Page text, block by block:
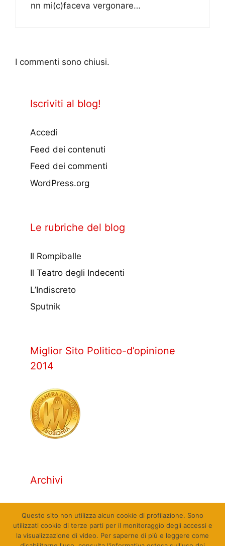
nn mi(c)faceva vergonare…
I commenti sono chiusi.
Iscriviti al blog!
Accedi
Feed dei contenuti
Feed dei commenti
WordPress.org
Le rubriche del blog
Il Rompiballe
Il Teatro degli Indecenti
L’Indiscreto
Sputnik
Miglior Sito Politico-d’opinione
2014
Archivi
Questo sito non utilizza alcun cookie di profilazione. Sono
utilizzati cookie di terze parti per il monitoraggio degli accessi e
la visualizzazione di video. Per saperne di più e leggere come